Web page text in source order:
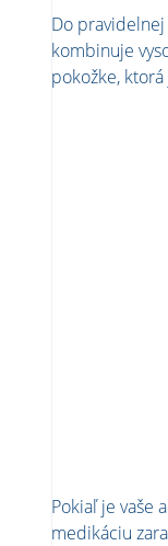
Do
kombinuje
pokožke,
Pokiaľ je vaše
medikáciu